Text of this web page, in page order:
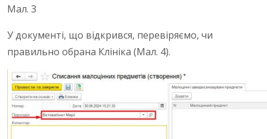
Мал. 3
У документі, що відкрився, перевіряємо, чи
правильно обрана Клініка (Мал. 4).